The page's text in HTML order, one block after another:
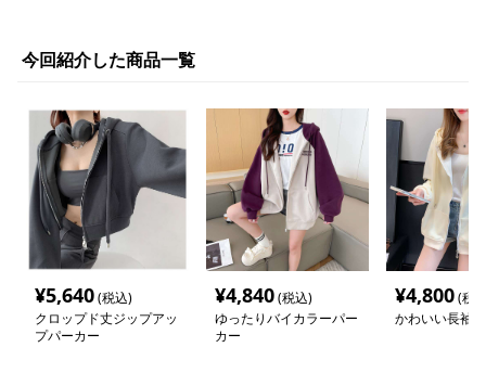
今回紹介した商品一覧
¥5,640(税込)
クロップド丈ジップアッ
プパーカー
¥4,840(税込)
ゆったりバイカラーパー
カー
¥4,800(税
かわいい長袖